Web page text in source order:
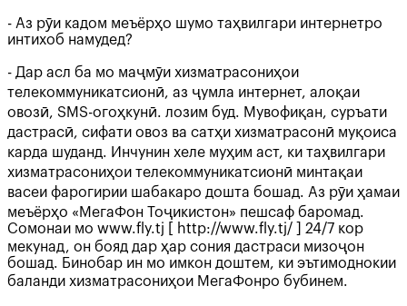
- Аз рӯи кадом меъёрҳо шумо таҳвилгари интернетро
интихоб намудед?
- Дар асл ба мо маҷмӯи хизматрасониҳои
телекоммуникатсионӣ, аз ҷумла интернет, алоқаи
овозӣ, SMS-огоҳкунӣ. лозим буд. Мувофиқан, суръати
дастрасӣ, сифати овоз ва сатҳи хизматрасонӣ муқоиса
карда шуданд. Инчунин хеле муҳим аст, ки таҳвилгари
хизматрасониҳои телекоммуникатсионӣ минтақаи
васеи фарогирии шабакаро дошта бошад. Аз рӯи ҳамаи
меъёрҳо «МегаФон Тоҷикистон» пешсаф баромад.
Сомонаи мо www.fly.tj [ http://www.fly.tj/ ] 24/7 кор
мекунад, он бояд дар ҳар сония дастраси мизоҷон
бошад. Бинобар ин мо имкон доштем, ки эътимоднокии
баланди хизматрасониҳои МегаФонро бубинем.